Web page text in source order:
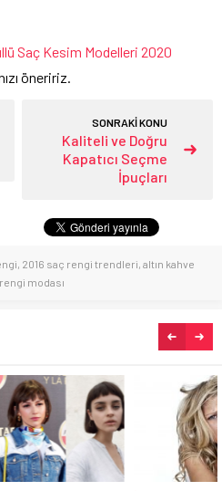
Saç Kesim Modelleri 2020
öneririz.
SONRAKİ KONU
Kaliteli ve Doğru
Kapatıcı Seçme
İpuçları
2016 saç rengi trendleri altın kahve
modası